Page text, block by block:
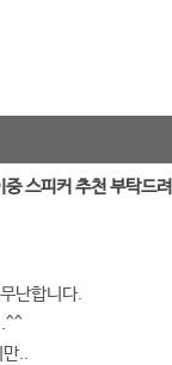
스피커 추천 부탁드
난합니다.
만..